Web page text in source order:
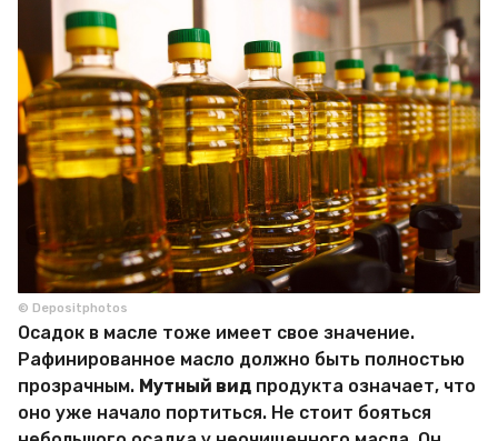
© Depositphotos
Осадок в масле тоже имеет свое значение.
Рафинированное масло должно быть полностью
прозрачным. Мутный вид продукта означает, что
оно уже начало портиться. Не стоит бояться